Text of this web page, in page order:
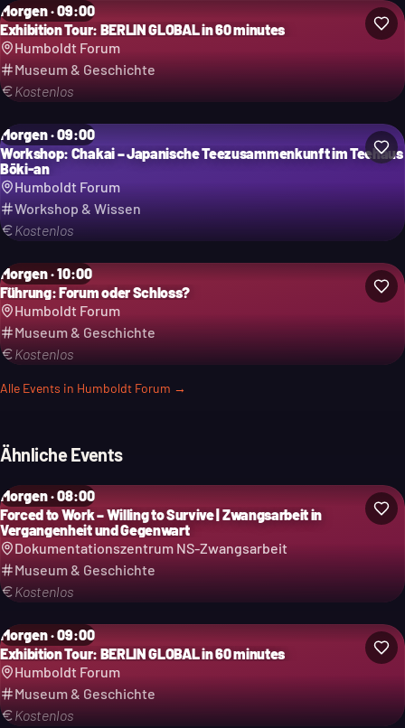
Morgen · 09:00
Exhibition Tour: BERLIN GLOBAL in 60 minutes
Humboldt Forum
Museum & Geschichte
Kostenlos
Morgen · 09:00
Workshop: Chakai – Japanische Teezusammenkunft im Teehaus
Bōki-an
Humboldt Forum
Workshop & Wissen
Kostenlos
Morgen · 10:00
Führung: Forum oder Schloss?
Humboldt Forum
Museum & Geschichte
Kostenlos
Alle Events in Humboldt Forum →
Ähnliche Events
Morgen · 08:00
Forced to Work – Willing to Survive | Zwangsarbeit in
Vergangenheit und Gegenwart
Dokumentationszentrum NS-Zwangsarbeit
Museum & Geschichte
Kostenlos
Morgen · 09:00
Exhibition Tour: BERLIN GLOBAL in 60 minutes
Humboldt Forum
Museum & Geschichte
Kostenlos